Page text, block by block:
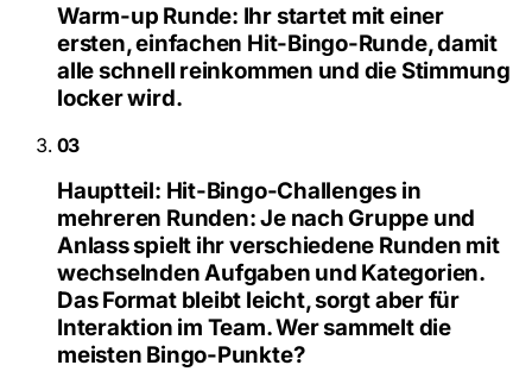
Warm-up Runde: Ihr startet mit einer
ersten, einfachen Hit-Bingo-Runde, damit
alle schnell reinkommen und die Stimmung
locker wird.
03
Hauptteil: Hit-Bingo-Challenges in
mehreren Runden:Je nach Gruppe und
Anlass spielt ihr verschiedene Runden mit
wechselnden Aufgaben und Kategorien.
Das Format bleibt leicht, sorgt aber für
Interaktion im Team. Wer sammelt die
meisten Bingo-Punkte?